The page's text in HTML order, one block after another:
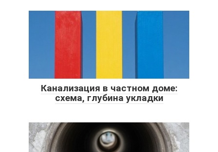
Канализация в частном доме:
схема, глубина укладки